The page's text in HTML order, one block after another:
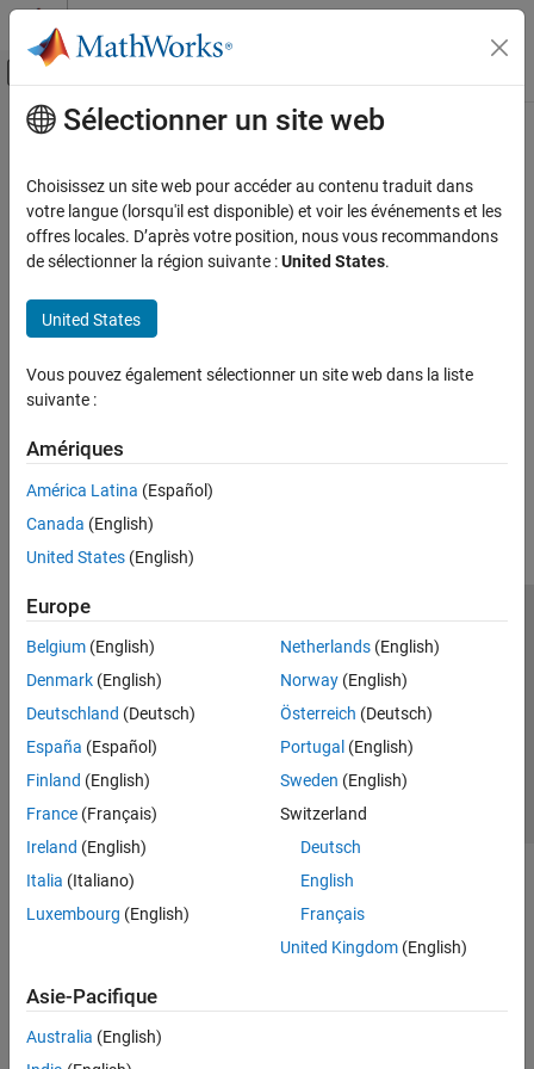
Passer au contenu
Activer/désactiver l'affichage du menu
Accueil de la documentation
Contenu principal
How useful was this information?
Sélectionner un site web
Choisissez un site web pour accéder au contenu traduit dans
votre langue (lorsqu'il est disponible) et voir les événements et les
offres locales. D’après votre position, nous vous recommandons
de sélectionner la région suivante :United States.
United States
Vous pouvez également sélectionner un site web dans la liste
suivante :
Amériques
América Latina (Español)
Canada (English)
United States (English)
Europe
Belgium (English)
Denmark (English)
Deutschland (Deutsch)
España (Español)
Finland (English)
France (Français)
Ireland (English)
Italia (Italiano)
Luxembourg (English)
Netherlands(English)
Norway(English)
Österreich (Deutsch)
Portugal (English)
Sweden (English)
Switzerland
Deutsch
English
Français
United Kingdom(English)
Asie-Pacifique
Australia (English)
Lutte anti-piratage
Contacts locaux
© 1994-2026 The MathWorks, Inc.